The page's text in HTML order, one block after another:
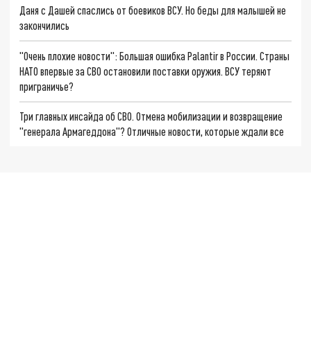
Даня с Дашей спаслись от боевиков ВСУ. Но беды для малышей не
закончились
"Очень плохие новости": Большая ошибка Palantir в России. Страны
НАТО впервые за СВО остановили поставки оружия. ВСУ теряют
приграничье?
Три главных инсайда об СВО. Отмена мобилизации и возвращение
"генерала Армагеддона"? Отличные новости, которые ждали все